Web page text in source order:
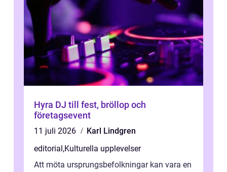
Hyra DJ till fest, bröllop och
företagsevent
11 juli 2026
Karl Lindgren
editorial,Kulturella upplevelser
Att möta ursprungsbefolkningar kan vara en